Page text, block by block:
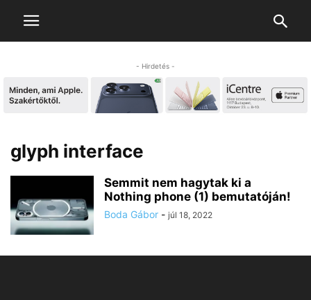
- Hirdetés -
glyph interface
Semmit nem hagytak ki a
Nothing phone (1) bemutatóján!
Boda Gábor - júl 18, 2022